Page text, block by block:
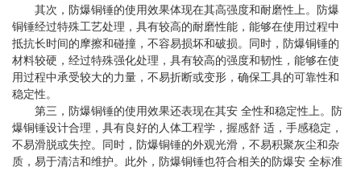
其次，防爆铜锤的使用效果体现在其高强度和耐磨性上。防爆
铜锤经过特殊工艺处理，具有较高的耐磨性能，能够在使用过程中
抵抗长时间的摩擦和碰撞，不容易损坏和破损。同时，防爆铜锤的
材料较硬，经过特殊强化处理，具有较高的强度和韧性，能够在使
用过程中承受较大的力量，不易折断或变形，确保工具的可靠性和
稳定性。
第三，防爆铜锤的使用效果还表现在其安 全性和稳定性上。防
爆铜锤设计合理，具有良好的人体工程学，握感舒 适，手感稳定，
不易滑脱或失控。同时，防爆铜锤的外观光滑，不易积聚灰尘和杂
质，易于清洁和维护。此外，防爆铜锤也符合相关的防爆安 全标准